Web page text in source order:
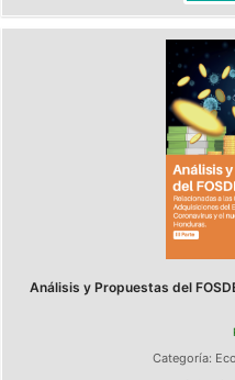
Análisis y Propuestas del
Categoría: